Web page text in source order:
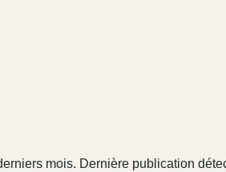
mois. Dernière publication